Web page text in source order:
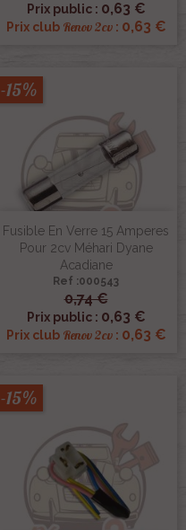
Prix public : 0,63 €
Prix club Renov 2cv: 0,63 €
Fusible En Verre 15 Amperes
Pour 2cv Méhari Dyane
Acadiane
Ref :000543
0,74 €
Prix public : 0,63 €
Prix club Renov 2cv: 0,63 €
-15%
-15%